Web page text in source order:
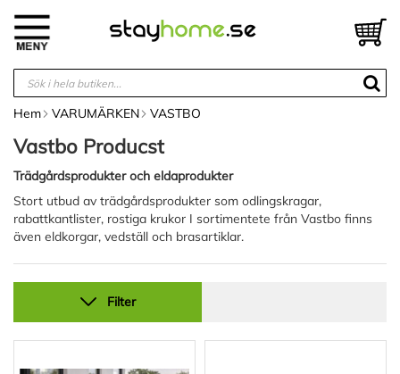
innehållet
Hem VARUMÄRKEN VASTBO
Vastbo Producst
Trädgårdsprodukter och eldaprodukter
Stort utbud av trädgårdsprodukter som odlingskragar,
rabattkantlister, rostiga krukor I sortimentete från Vastbo finns
även eldkorgar, vedställ och brasartiklar.
Filter